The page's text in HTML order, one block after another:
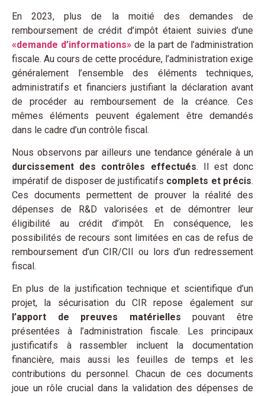
En 2023, plus de la moitié des demandes de
remboursement de crédit d’impôt étaient suivies d’une
«demande d’informations» de la part de l’administration
fiscale. Au cours de cette procédure, l’administration exige
généralement l’ensemble des éléments techniques,
administratifs et financiers justifiant la déclaration avant
de procéder au remboursement de la créance. Ces
mêmes éléments peuvent également être demandés
dans le cadre d’un contrôle fiscal.
Nous observons par ailleurs une tendance générale à un
durcissement des contrôles effectués. Il est donc
impératif de disposer de justificatifs complets et précis.
Ces documents permettent de prouver la réalité des
dépenses de R&D valorisées et de démontrer leur
éligibilité au crédit d’impôt. En conséquence, les
possibilités de recours sont limitées en cas de refus de
remboursement d’un CIR/CII ou lors d’un redressement
fiscal.
En plus de la justification technique et scientifique d’un
projet, la sécurisation du CIR repose également sur
l’apport de preuves matérielles pouvant être
présentées à l’administration fiscale. Les principaux
justificatifs à rassembler incluent la documentation
financière, mais aussi les feuilles de temps et les
contributions du personnel. Chacun de ces documents
joue un rôle crucial dans la validation des dépenses de